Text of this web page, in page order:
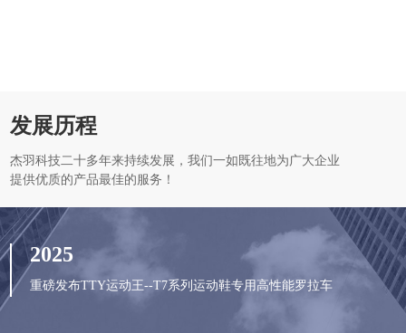
发展历程
杰羽科技二十多年来持续发展，我们一如既往地为广大企业
提供优质的产品最佳的服务！
2025
重磅发布TTY运动王--T7系列运动鞋专用高性能罗拉车